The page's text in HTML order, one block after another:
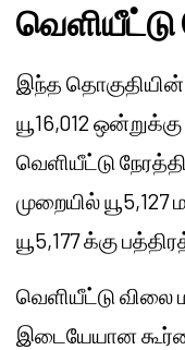
இந்த தொகுதியின்
யூ16,012
வெளியீட்டு
முறையில்
யூ5,177 க்கு
வெளியீட்டு விலை
இடையேயான